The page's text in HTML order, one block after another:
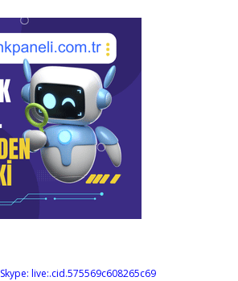
Skype: live:.cid.575569c608265c69